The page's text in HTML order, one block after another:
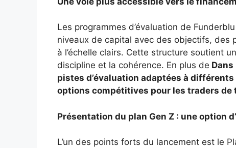
Les programmes d’évaluation de
niveaux de capital avec des objectifs, des
à l’échelle clairs. Cette structure soutient
discipline et la cohérence. En plus de Dans
pistes d’évaluation adaptées à
options compétitives pour les traders de
Présentation du plan Gen Z : une option
L’un des points forts du lancement est le